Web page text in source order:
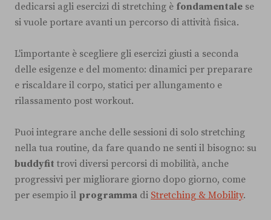
dedicarsi agli esercizi di stretching è fondamentale se
si vuole portare avanti un percorso di attività fisica.
L'importante è scegliere gli esercizi giusti a seconda
delle esigenze e del momento: dinamici per preparare
e riscaldare il corpo, statici per allungamento e
rilassamento post workout.
Puoi integrare anche delle sessioni di solo stretching
nella tua routine, da fare quando ne senti il bisogno: su
buddyfit trovi diversi percorsi di mobilità, anche
progressivi per migliorare giorno dopo giorno, come
per esempio il programma di Stretching & Mobility.